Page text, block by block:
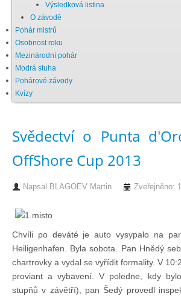
Oznámení
Členské příspěvky
Dokumenty ke stažení
Legislativa
Legislativní proces
Doklady osob
Lodě - technika (tech. způsobilost)
Výsledková listina
O závodě
Pohár mistrů
Osobnost roku
Mezinárodní pohár
Modrá stuha
Pohárové závody
Kvízy
Svědectví o Punta
OffShore Cup 2013
Napsal BLAGOEV Martin Zveřejněno:
Chvíli po deváté je auto vysypalo na
Heiligenhafen. Byla sobota. Pan Hnědý
chartrovky a vydal se vyřídit formality. V
proviant a vybavení. V poledne, kdy
stupňů v závětří), pan Šedý provedl